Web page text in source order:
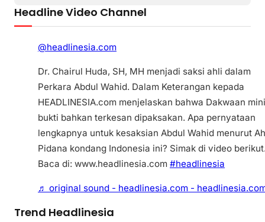
Headline Video Channel
@headlinesia.com
Dr. Chairul Huda, SH, MH menjadi saksi ahli dalam
Perkara Abdul Wahid. Dalam Keterangan kepada
HEADLINESIA.com menjelaskan bahwa Dakwaan
bukti bahkan terkesan dipaksakan. Apa pernyataan
lengkapnya untuk kesaksian Abdul Wahid menurut
Pidana kondang Indonesia ini? Simak di video
Baca di: www.headlinesia.com #headlinesia
♬ original sound - headlinesia.com -
Trend Headlinesia